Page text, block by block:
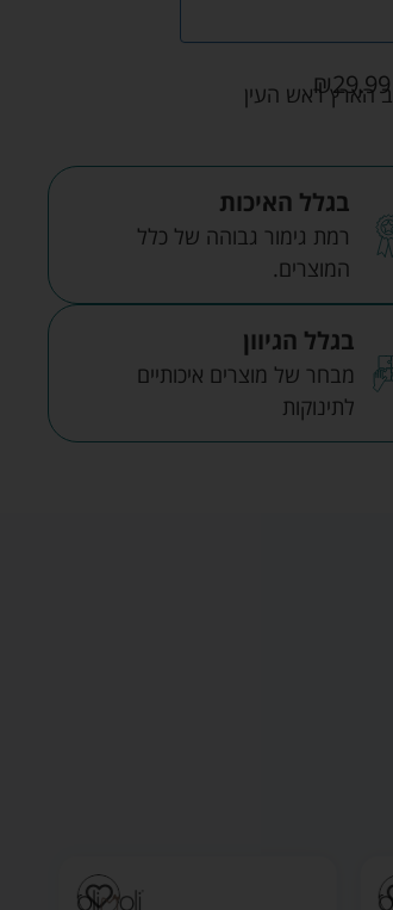
₪29.99
בגלל האיכות
רמת גימור גבוהה של כלל
המוצרים.
בגלל הגיוון
מבחר של מוצרים איכותיים
לתינוקות